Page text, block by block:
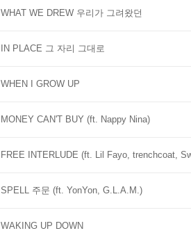
WHAT WE DREW 우리가 그려왔던
IN PLACE 그 자리 그대로
WHEN I GROW UP
MONEY CAN'T BUY (ft. Nappy Nina)
FREE INTERLUDE (ft. Lil Fayo, trenchcoat,
SPELL 주문 (ft. YonYon, G.L.A.M.)
WAKING UP DOWN